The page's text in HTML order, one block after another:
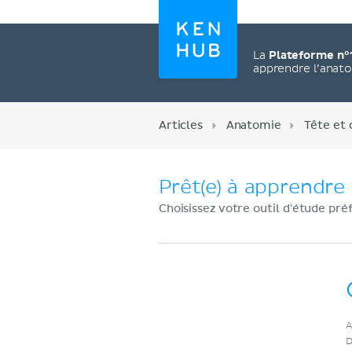
La Plateforme
apprendre
Articles Anatomie Tête et
Prêt(e) à apprendre
Choisissez votre outil d'étude